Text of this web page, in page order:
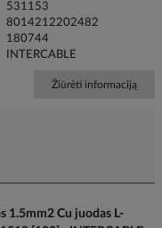
531153
8014212202482
180744
INTERCABLE
Žiūrėti informaciją
1.5mm2 Cu juodas L-